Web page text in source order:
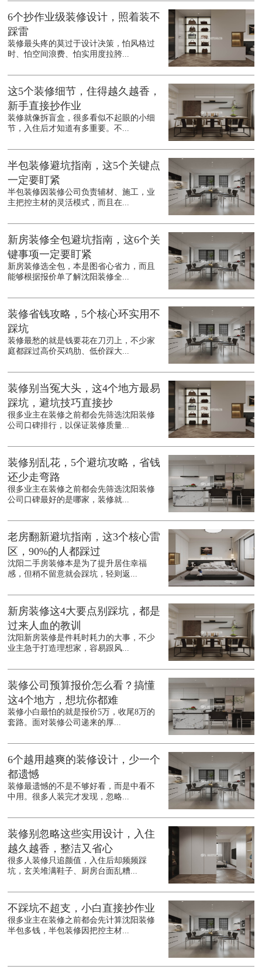
6个抄作业级装修设计，照着装不
踩雷
装修最头疼的莫过于设计决策，怕风格过
时、怕空间浪费、怕实用度拉胯...
这5个装修细节，住得越久越香，
新手直接抄作业
装修就像拆盲盒，很多看似不起眼的小细
节，入住后才知道有多重要。不...
半包装修避坑指南，这5个关键点
一定要盯紧
半包装修因装修公司负责辅材、施工，业
主把控主材的灵活模式，而且在...
新房装修全包避坑指南，这6个关
键事项一定要盯紧
新房装修选全包，本是图省心省力，而且
能够根据报价单了解沈阳装修全...
装修省钱攻略，5个核心环实用不
踩坑
装修最愁的就是钱要花在刀刃上，不少家
庭都踩过高价买鸡肋、低价踩大...
装修别当冤大头，这4个地方最易
踩坑，避坑技巧直接抄
很多业主在装修之前都会先筛选沈阳装修
公司口碑排行，以保证装修质量...
装修别乱花，5个避坑攻略，省钱
还少走弯路
很多业主在装修之前都会先筛选沈阳装修
公司口碑最好的是哪家，装修就...
老房翻新避坑指南，这3个核心雷
区，90%的人都踩过
沈阳二手房装修本是为了提升居住幸福
感，但稍不留意就会踩坑，轻则返...
新房装修这4大要点别踩坑，都是
过来人血的教训
沈阳新房装修是件耗时耗力的大事，不少
业主急于打造理想家，容易跟风...
装修公司预算报价怎么看？搞懂
这4个地方，想坑你都难
装修小白最怕的就是报价5万，收尾8万的
套路。面对装修公司递来的厚...
6个越用越爽的装修设计，少一个
都遗憾
装修最遗憾的不是不够好看，而是中看不
中用。很多人装完才发现，忽略...
装修别忽略这些实用设计，入住
越久越香，整洁又省心
很多人装修只追颜值，入住后却频频踩
坑，玄关堆满鞋子、厨房台面乱糟...
不踩坑不超支，小白直接抄作业
很多业主在装修之前都会先计算沈阳装修
半包多钱，半包装修因把控主材...